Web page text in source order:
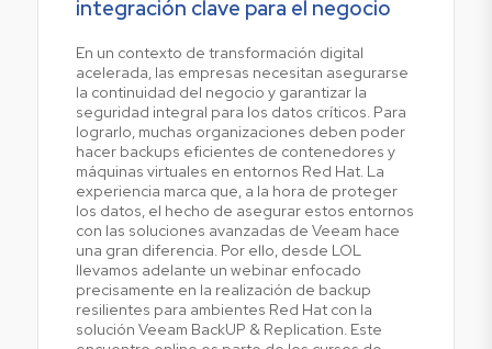
integración clave para el negocio
En un contexto de transformación digital
acelerada, las empresas necesitan asegurarse
la continuidad del negocio y garantizar la
seguridad integral para los datos críticos. Para
lograrlo, muchas organizaciones deben poder
hacer backups eficientes de contenedores y
máquinas virtuales en entornos Red Hat. La
experiencia marca que, a la hora de proteger
los datos, el hecho de asegurar estos entornos
con las soluciones avanzadas de Veeam hace
una gran diferencia. Por ello, desde LOL
llevamos adelante un webinar enfocado
precisamente en la realización de backup
resilientes para ambientes Red Hat con la
solución Veeam BackUP & Replication. Este